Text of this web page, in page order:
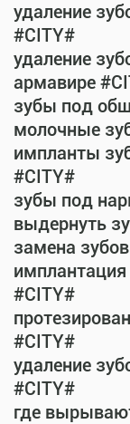
удаление
#CITY#
удаление
армавире
зубы под
молочные
импланты
#CITY#
зубы под
выдернуть
замена
#CITY#
#CITY#
удаление
#CITY#
где